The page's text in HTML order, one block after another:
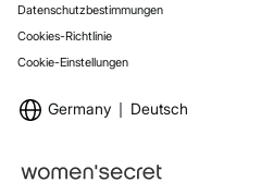
Datenschutzbestimmungen
Cookies-Richtlinie
Cookie-Einstellungen
Germany Deutsch